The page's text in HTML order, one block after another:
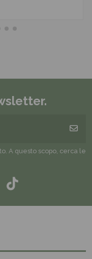
A questo scopo, cerca le